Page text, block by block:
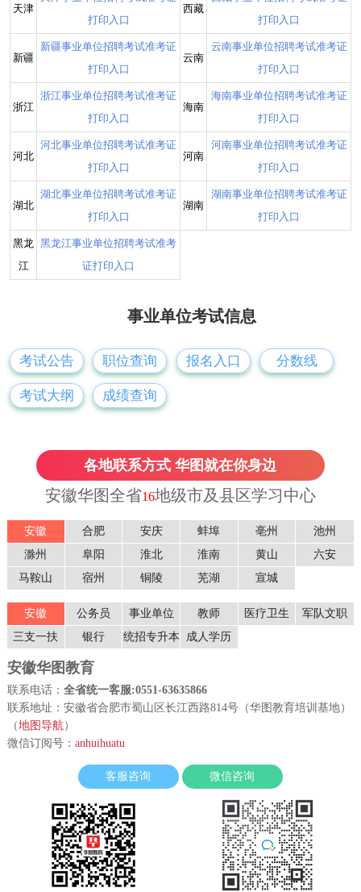
天津
打印入口
西藏
打印入口
新疆
新疆事业单位招聘考试准考证
打印入口
云南
云南事业单位招聘考试准考证
打印入口
浙江
浙江事业单位招聘考试准考证
打印入口
海南
海南事业单位招聘考试准考证
打印入口
河北
河北事业单位招聘考试准考证
打印入口
河南
河南事业单位招聘考试准考证
打印入口
湖北
湖北事业单位招聘考试准考证
打印入口
湖南
湖南事业单位招聘考试准考证
打印入口
黑龙
江
黑龙江事业单位招聘考试准考
证打印入口
事业单位考试信息
考试公告 职位查询 报名入口 分数线
考试大纲 成绩查询
各地联系方式 华图就在你身边
安徽华图全省16地级市及县区学习中心
安徽 合肥 安庆 蚌埠 亳州
池州
滁州
阜阳 淮北 淮南 黄山
六安
马鞍山
宿州 铜陵 芜湖 宣城
安徽 公务员 事业单位 教师 医疗卫生
军队文职
三支一扶
银行 统招专升本 成人学历
安徽华图教育
联系电话： 全省统一客服:0551-63635866
联系地址：安徽省合肥市蜀山区长江西路814号（华图教育培训基地）
（地图导航 ）
微信订阅号： anhuihuatu
客服咨询 微信咨询